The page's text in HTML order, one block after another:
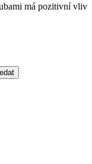
má pozitivní vliv